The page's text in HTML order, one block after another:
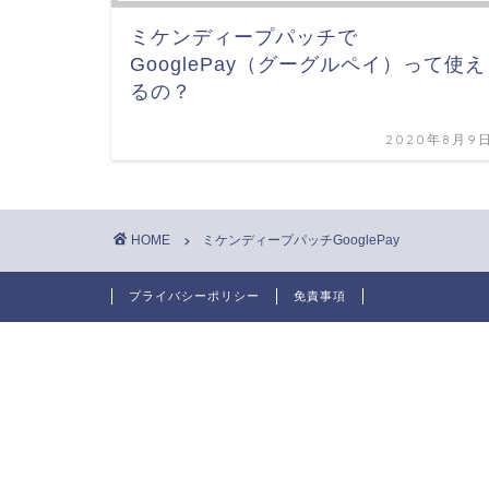
ミケンディープパッチで
GooglePay（グーグルペイ）って使え
るの？
2020年8月9
HOME ミケンディープパッチGooglePay
プライバシーポリシー 免責事項